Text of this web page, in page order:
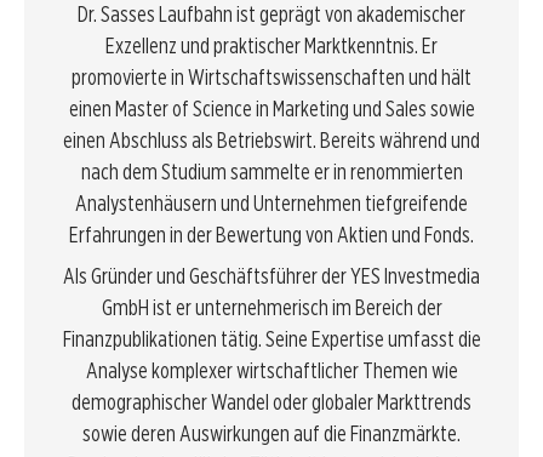
Dr. Sasses Laufbahn ist geprägt von akademischer
Exzellenz und praktischer Marktkenntnis. Er
promovierte in Wirtschaftswissenschaften und hält
einen Master of Science in Marketing und Sales sowie
einen Abschluss als Betriebswirt. Bereits während und
nach dem Studium sammelte er in renommierten
Analystenhäusern und Unternehmen tiefgreifende
Erfahrungen in der Bewertung von Aktien und Fonds.
Als Gründer und Geschäftsführer der YES Investmedia
GmbH ist er unternehmerisch im Bereich der
Finanzpublikationen tätig. Seine Expertise umfasst die
Analyse komplexer wirtschaftlicher Themen wie
demographischer Wandel oder globaler Markttrends
sowie deren Auswirkungen auf die Finanzmärkte.